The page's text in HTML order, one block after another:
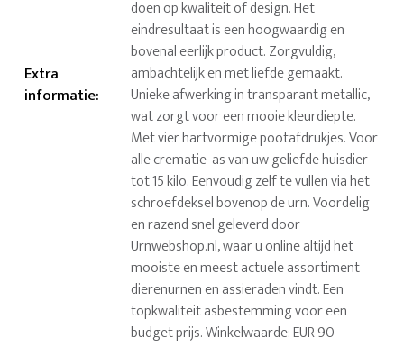
Extra
informatie:
doen op kwaliteit of design. Het
eindresultaat is een hoogwaardig en
bovenal eerlijk product. Zorgvuldig,
ambachtelijk en met liefde gemaakt.
Unieke afwerking in transparant metallic,
wat zorgt voor een mooie kleurdiepte.
Met vier hartvormige pootafdrukjes. Voor
alle crematie-as van uw geliefde huisdier
tot 15 kilo. Eenvoudig zelf te vullen via het
schroefdeksel bovenop de urn. Voordelig
en razend snel geleverd door
Urnwebshop.nl, waar u online altijd het
mooiste en meest actuele assortiment
dierenurnen en assieraden vindt. Een
topkwaliteit asbestemming voor een
budget prijs. Winkelwaarde: EUR 90